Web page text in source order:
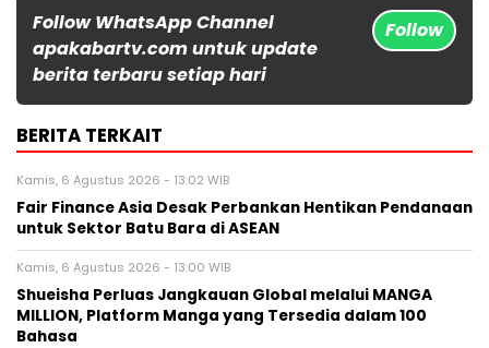
Follow WhatsApp Channel
apakabartv.com untuk update
berita terbaru setiap hari
Follow
BERITA TERKAIT
Kamis, 6 Agustus 2026 - 13:02 WIB
Fair Finance Asia Desak Perbankan Hentikan Pendanaan
untuk Sektor Batu Bara di ASEAN
Kamis, 6 Agustus 2026 - 13:00 WIB
Shueisha Perluas Jangkauan Global melalui MANGA
MILLION, Platform Manga yang Tersedia dalam 100
Bahasa